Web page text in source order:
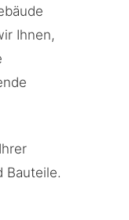
Ihnen,
Bauteile.